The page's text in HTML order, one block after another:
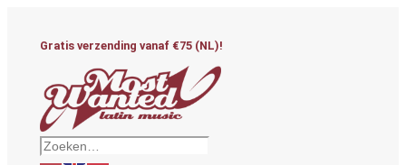
Gratis verzending vanaf €75 (NL)!
Zoeken